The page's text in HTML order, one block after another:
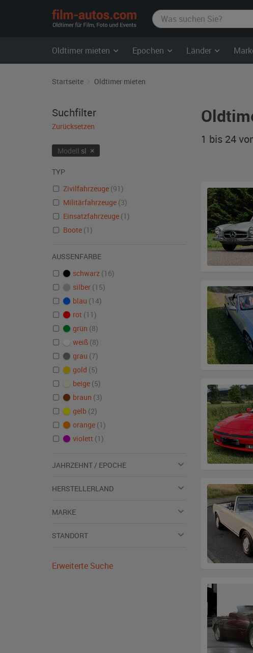
film-
autos.com
Oldtimer mieten Epochen Länder
Startseite Oldtimer mieten
1 bis 24
Suchfilter
Zurücksetzen
Modell sl ×
TYP
Zivilfahrzeuge (91)
Militärfahrzeuge (3)
Einsatzfahrzeuge (1)
Boote (1)
AUSSENFARBE
schwarz (16)
silber (15)
blau (14)
rot (11)
grün (8)
weiß (8)
grau (7)
gold (5)
beige (5)
braun (3)
gelb (2)
orange (1)
violett (1)
JAHRZEHNT / EPOCHE
HERSTELLERLAND
MARKE
STANDORT
Erweiterte Suche